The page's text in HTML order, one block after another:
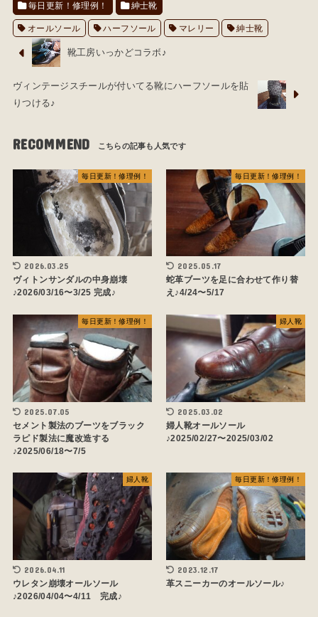
毎日更新！修理例！ 紳士靴
オールソール ハーフソール マレリー 紳士靴
靴工房いっかどコラボ♪
ヴィンテージスチールが付いてる靴にハーフソールを貼
りつける♪
RECOMMEND
毎日更新！修理例！
2026.03.25
ヴィトンサンダルの中身崩壊
♪2026/03/16〜3/25 完成♪
毎日更新！修理例！
2025.05.17
蛇革ブーツを足に合わせて作り替
え♪4/24〜5/17
毎日更新！修理例！
2025.07.05
セメント製法のブーツをブラック
ラピド製法に魔改造する
♪2025/06/18〜7/5
婦人靴
2025.03.02
婦人靴オールソール
♪2025/02/27〜2025/03/02
婦人靴
2026.04.11
ウレタン崩壊オールソール
♪2026/04/04〜4/11 完成♪
毎日更新！修理例！
2023.12.17
革スニーカーのオールソール♪